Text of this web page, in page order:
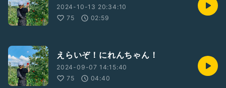
2024-10-13 20:34:10
75
02:59
えらいぞ！にれんちゃん！
2024-09-07 14:15:40
75
04:40